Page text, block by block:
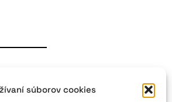
súborov cookies